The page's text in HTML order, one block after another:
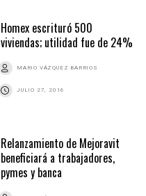
Homex escrituró 500
viviendas; utilidad fue de 24%
MARIO VÁZQUEZ BARRIOS
JULIO 27, 2016
Relanzamiento de Mejoravit
beneficiará a trabajadores,
pymes y banca